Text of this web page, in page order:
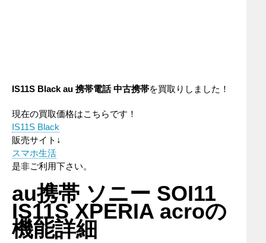
IS11S Black au 携帯電話中古携帯を買取りしました！
現在の買取価格はこちらです！
IS11S Black
販売サイト↓
スマホ生活
是非ご利用下さい。
au携帯 ソニー SOI11
IS11S XPERIA acroの
機能詳細